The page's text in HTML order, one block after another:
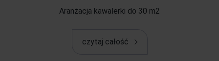
Aranżacja kawalerki do 30 m2
czytaj całość